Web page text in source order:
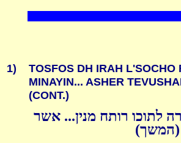
1)
TOSFOS DH IRAH L'SOCHO
MINAYIN... ASHER
(CONT.)
לתוכו רותח מנין... אשר
(המשך)